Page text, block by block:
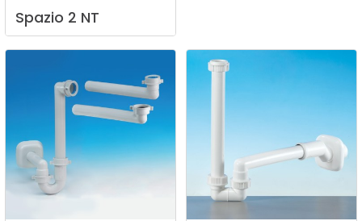
Spazio 2 NT